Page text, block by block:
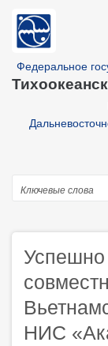
основному
Федеральное
Поиск
Успешно
НИС